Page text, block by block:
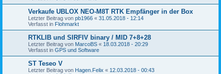
Verkaufe UBLOX NEO-M8T RTK Empfänger in der Box
Letzter Beitrag von pb1966 « 31.05.2018 - 12:14
Verfasst in Flohmarkt
RTKLIB und SIRFIV binary / MID 7+8+28
Letzter Beitrag von MarcoBS « 18.03.2018 - 20:29
Verfasst in GPS und Software
ST Teseo V
Letzter Beitrag von Hagen.Felix « 12.03.2018 - 00:43